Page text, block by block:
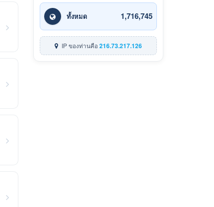
ทั้งหมด 1,716,745
IP ของท่านคือ216.73.217.126